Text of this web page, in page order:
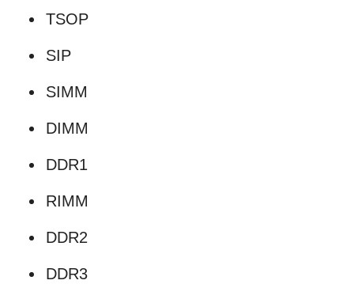
TSOP
SIP
SIMM
DIMM
DDR1
RIMM
DDR2
DDR3